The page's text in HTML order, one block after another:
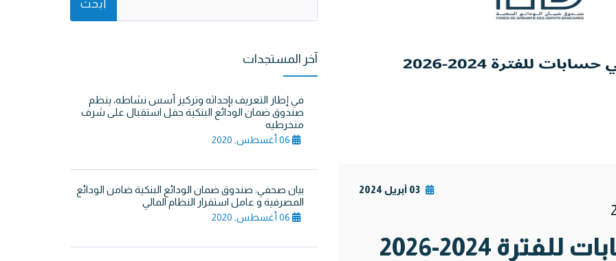
2024-2026
آخر المستجدات
في إطار التعريف بإحداثه وتركيز أسس نشاطه، ينظم
صندوق ضمان الودائع البنكية حفل استقبال على شرف
منخرطيه
بيان صحفي: صندوق ضمان الودائع البنكية ضامن الودائع
المصرفية و عامل استقرار النظام المالي